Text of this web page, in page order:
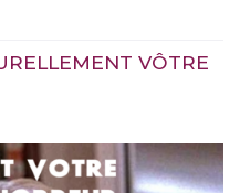
VÔTRE